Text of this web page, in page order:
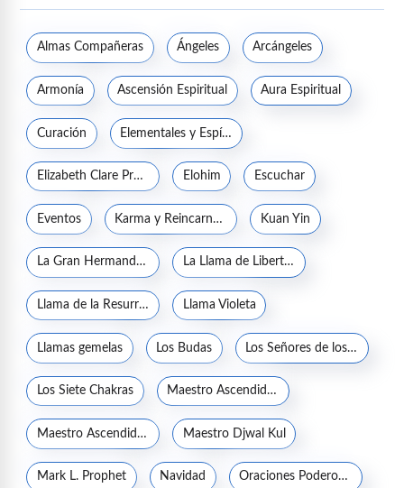
Almas Compañeras Ángeles Arcángeles
Armonía Ascensión Espiritual Aura Espiritual
Curación Elementales y Espíritus de la naturaleza
Elizabeth Clare Prophet Elohim Escuchar
Eventos Karma y Reincarnación Kuan Yin
La Gran Hermandad Blanca La Llama de Libertad
Llama de la Resurrección Llama Violeta
Llamas gemelas Los Budas Los Señores de los Siete Rayos
Los Siete Chakras Maestro Ascendido Jesucristo
Maestro Ascendido Kuthumi Maestro Djwal Kul
Mark L. Prophet Navidad Oraciones Poderosas